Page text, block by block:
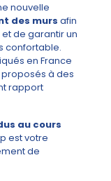
nouvelle
des murs afin
de garantir un
confortable.
en France
à des
rapport
au cours
est votre
de